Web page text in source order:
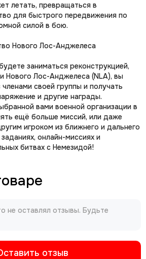
летать, превращаться в
для быстрого передвижения по
силой в бою.
Нового Лос-Анджелеса
заниматься реконструкцией,
Нового Лос-Анджелеса (NLA), вы
своей группы и получать
и другие награды.
вами военной организации в
ещё больше миссий, или даже
игроком из ближнего и дальнего
онлайн-миссиях и
битвах с Немезидой!
не оставлял отзывы. Будьте
отзыв